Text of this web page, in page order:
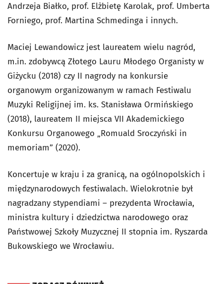
Andrzeja Białko, prof. Elżbietę Karolak, prof. Umberta
Forniego, prof. Martina Schmedinga i innych.
Maciej Lewandowicz jest laureatem wielu nagród,
m.in. zdobywcą Złotego Lauru Młodego Organisty w
Giżycku (2018) czy II nagrody na konkursie
organowym organizowanym w ramach Festiwalu
Muzyki Religijnej im. ks. Stanisława Ormińskiego
(2018), laureatem II miejsca VII Akademickiego
Konkursu Organowego „Romuald Sroczyński in
memoriam” (2020).
Koncertuje w kraju i za granicą, na ogólnopolskich i
międzynarodowych festiwalach. Wielokrotnie był
nagradzany stypendiami – prezydenta Wrocławia,
ministra kultury i dziedzictwa narodowego oraz
Państwowej Szkoły Muzycznej II stopnia im. Ryszarda
Bukowskiego we Wrocławiu.